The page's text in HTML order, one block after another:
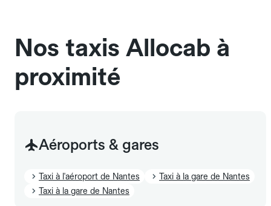
Nos taxis Allocab à
proximité
Aéroports & gares
Taxi à l'aéroport de Nantes
Taxi à la gare de Nantes
Taxi à la gare de Nantes